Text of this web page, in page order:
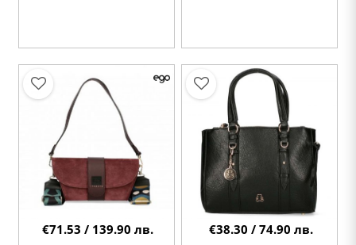
€71.53 / 139.90 лв. €38.30 / 74.90 лв.